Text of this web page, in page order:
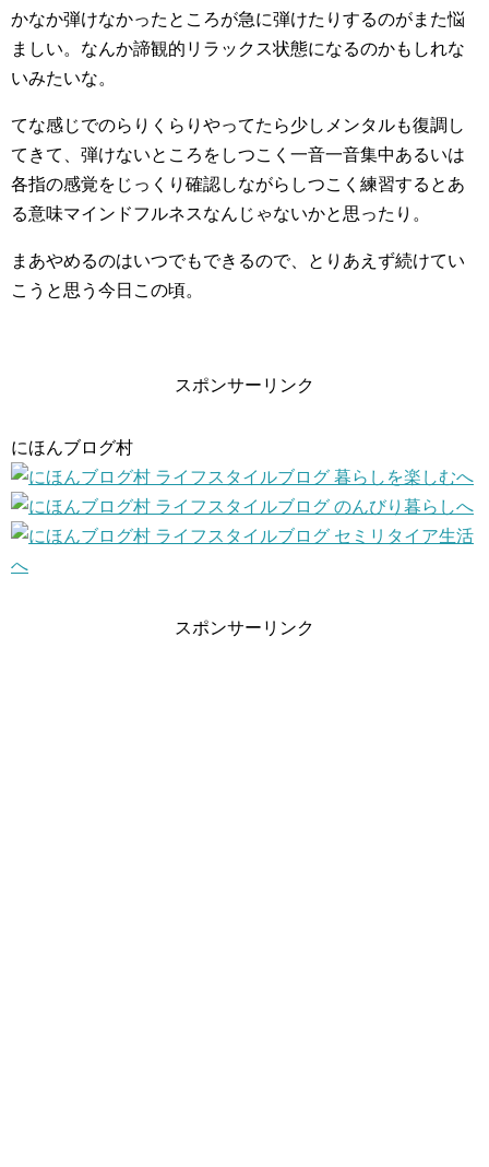
かなか弾けなかったところが急に弾けたりするのがまた悩
ましい。なんか諦観的リラックス状態になるのかもしれな
いみたいな。
てな感じでのらりくらりやってたら少しメンタルも復調し
てきて、弾けないところをしつこく一音一音集中あるいは
各指の感覚をじっくり確認しながらしつこく練習するとあ
る意味マインドフルネスなんじゃないかと思ったり。
まあやめるのはいつでもできるので、とりあえず続けてい
こうと思う今日この頃。
スポンサーリンク
にほんブログ村
スポンサーリンク